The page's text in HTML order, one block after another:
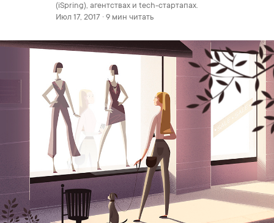
(iSpring), агентствах и tech-стартапах.
Июл 17, 2017 · 9 мин читать